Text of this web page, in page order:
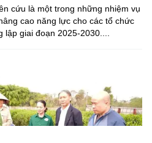
cứu là một trong những nhiệm vụ
cao năng lực cho các tổ chức
giai đoạn 2025-2030....